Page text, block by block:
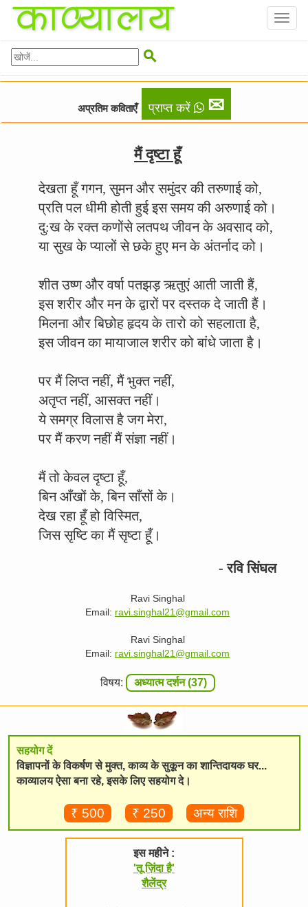

अप्रतिम कविताएँ प्राप्त करें ✉
मैं दृष्टा हूँ
देखता हूँ गगन, सुमन और समुंदर की तरुणाई को,
प्रति पल धीमी होती हुई इस समय की अरुणाई को।
दु:ख के रक्त कणोंसे लतपथ जीवन के अवसाद को,
या सुख के प्यालों से छके हुए मन के अंतर्नाद को।
शीत उष्ण और वर्षा पतझड़ ऋतुएं आती जाती हैं,
इस शरीर और मन के द्वारों पर दस्तक दे जाती हैं।
मिलना और बिछोह हृदय के तारो को सहलाता है,
इस जीवन का मायाजाल शरीर को बांधे जाता है।
पर मैं लिप्त नहीं, मैं भुक्त नहीं,
अतृप्त नहीं, आसक्त नहीं।
ये समग्र विलास है जग मेरा,
पर मैं करण नहीं मैं संज्ञा नहीं।
मैं तो केवल दृष्टा हूँ,
बिन आँखों के, बिन साँसों के।
देख रहा हूँ हो विस्मित,
जिस सृष्टि का मैं सृष्टा हूँ।
- रवि सिंघल
Ravi Singhal
Email: ravi.singhal21@gmail.com
Ravi Singhal
Email: ravi.singhal21@gmail.com
विषय: अध्यात्म दर्शन (37)
सहयोग दें
विज्ञापनों के विकर्षण से मुक्त, काव्य के सुकून का शान्तिदायक घर...
काव्यालय ऐसा बना रहे, इसके लिए सहयोग दे।
₹ 500 ₹ 250 अन्य राशि
इस महीने :
'तू ज़िंदा है'
शैलेंद्र